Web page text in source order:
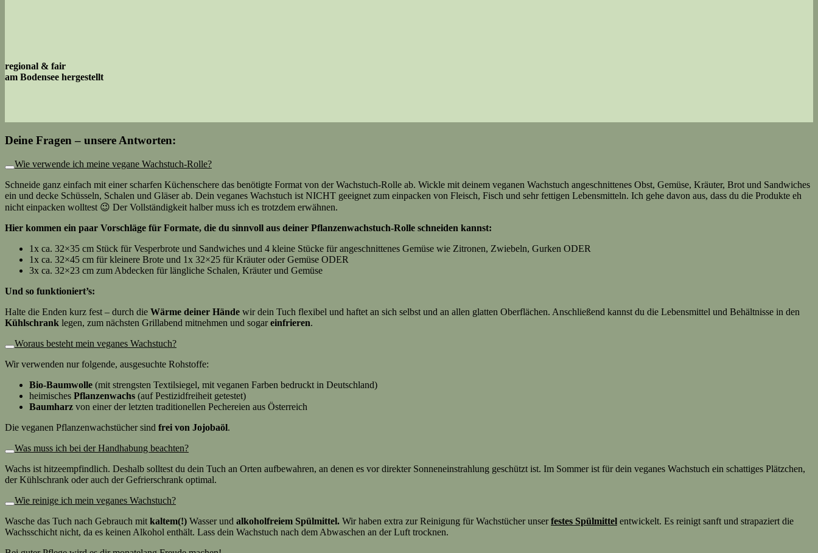
regional & fair
am Bodensee hergestellt
Deine Fragen – unsere Antworten:
Wie verwende ich meine vegane Wachstuch-Rolle?
Schneide ganz einfach mit einer scharfen Küchenschere das benötigte Format von der Wachstuch-Rolle ab. Wickle mit deinem veganen Wachstuch angeschnittenes Obst, Gemüse, Kräuter, Brot und Sandwiches
ein und decke Schüsseln, Schalen und Gläser ab. Dein veganes Wachstuch ist NICHT geeignet zum einpacken von Fleisch, Fisch und sehr fettigen Lebensmitteln. Ich gehe davon aus, dass du die Produkte eh
nicht einpacken wolltest 😉 Der Vollständigkeit halber muss ich es trotzdem erwähnen.
Hier kommen ein paar Vorschläge für Formate, die du sinnvoll aus deiner Pflanzenwachstuch-Rolle schneiden kannst:
1x ca. 32×35 cm Stück für Vesperbrote und Sandwiches und 4 kleine Stücke für angeschnittenes Gemüse wie Zitronen, Zwiebeln, Gurken ODER
1x ca. 32×45 cm für kleinere Brote und 1x 32×25 für Kräuter oder Gemüse ODER
3x ca. 32×23 cm zum Abdecken für längliche Schalen, Kräuter und Gemüse
Und so funktioniert’s:
Halte die Enden kurz fest – durch die Wärme deiner Hände wir dein Tuch flexibel und haftet an sich selbst und an allen glatten Oberflächen. Anschließend kannst du die Lebensmittel und Behältnisse in den
Kühlschrank legen, zum nächsten Grillabend mitnehmen und sogareinfrieren.
Woraus besteht mein veganes Wachstuch?
Wir verwenden nur folgende, ausgesuchte Rohstoffe:
Bio-Baumwolle (mit strengsten Textilsiegel, mit veganen Farben bedruckt in Deutschland)
heimisches Pflanzenwachs (auf Pestizidfreiheit getestet)
Baumharz von einer der letzten traditionellen Pechereien aus Österreich
Die veganen Pflanzenwachstücher sind frei von Jojobaöl.
Was muss ich bei der Handhabung beachten?
Wachs ist hitzeempfindlich. Deshalb solltest du dein Tuch an Orten aufbewahren, an denen es vor direkter Sonneneinstrahlung geschützt ist. Im Sommer ist für dein veganes Wachstuch ein schattiges Plätzchen,
der Kühlschrank oder auch der Gefrierschrank optimal.
Wie reinige ich mein veganes Wachstuch?
Wasche das Tuch nach Gebrauch mit kaltem(!) Wasser und alkoholfreiem Spülmittel. Wir haben extra zur Reinigung für Wachstücher unserfestes Spülmittel entwickelt. Es reinigt sanft und strapaziert die
Wachsschicht nicht, da es keinen Alkohol enthält. Lass dein Wachstuch nach dem Abwaschen an der Luft trocknen.